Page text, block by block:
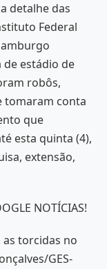
detalhe das
Federal
de estádio de
robôs,
tomaram conta
que
esta quinta (4),
extensão,
NOTÍCIAS!
torcidas no
GES-